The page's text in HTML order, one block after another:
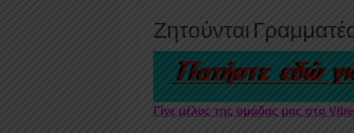
Ζητούνται
Γίνε μέλος της ομάδας μας στο